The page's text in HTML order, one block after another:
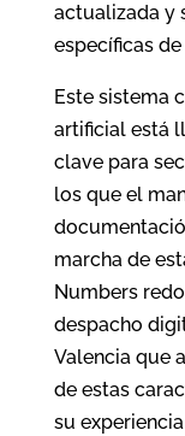
actualizada y
específicas
Este sistema
artificial está
clave para
los que el
marcha de
Numbers
despacho
Valencia que
de estas
su